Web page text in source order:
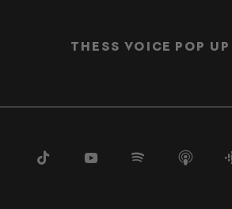
THESS VOICE POP UP